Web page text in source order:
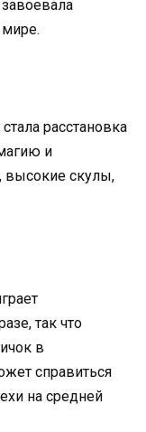
расстановка
и
высокие скулы,
так что
в
справиться
на средней